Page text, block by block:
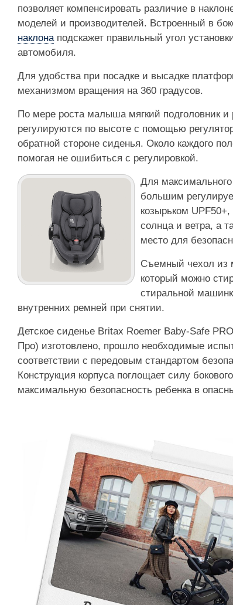
позволяет компенсировать различие в
моделей и производителей. Встроенный в
наклона подскажет правильный угол
автомобиля.
Для удобства при посадке и высадке
механизмом вращения на 360 градусов.
По мере роста малыша мягкий подголовник и
регулируются по высоте с помощью
обратной стороне сиденья. Около каждого
помогая не ошибиться с регулировкой.
Для
большим
козырьком
солнца и ветра, а
место для
Съемный чехол из
который можно
стиральной
внутренних ремней при снятии.
Детское сиденье Britax Roemer Baby-Safe
Про) изготовлено, прошло необходимые
соответствии с передовым стандартом
Конструкция корпуса поглощает силу
максимальную безопасность ребенка в